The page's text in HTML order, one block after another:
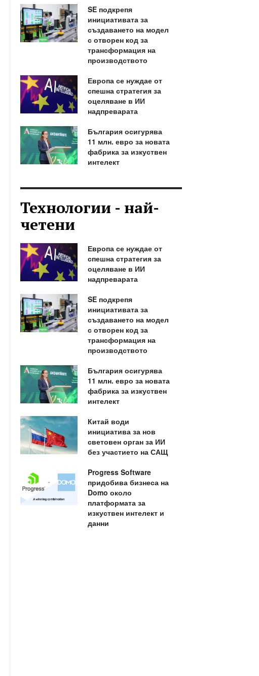
SE подкрепя
инициативата за
създаването на модел
с отворен код за
трансформация на
производството
Европа се нуждае от
спешна стратегия за
оцеляване в ИИ
надпреварата
България осигурява
11 млн. евро за новата
фабрика за изкуствен
интелект
Технологии - най-
четени
Европа се нуждае от
спешна стратегия за
оцеляване в ИИ
надпреварата
SE подкрепя
инициативата за
създаването на модел
с отворен код за
трансформация на
производството
България осигурява
11 млн. евро за новата
фабрика за изкуствен
интелект
Китай води
инициатива за нов
световен орган за ИИ
без участието на САЩ
Progress Software
придобива бизнеса на
Domo около
платформата за
изкуствен интелект и
данни